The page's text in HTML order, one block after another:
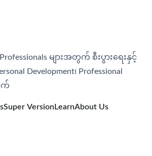
များအတွက် စီးပွားရေးနှင့်
Development၊​ Professional
က်
Super VersionLearnAbout Us